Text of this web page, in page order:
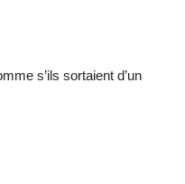
s’ils sortaient d’un